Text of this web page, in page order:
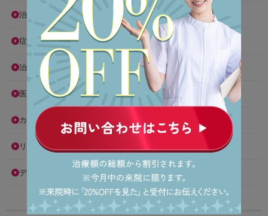
治療費
症例集
治療例
医院紹介
カウンセリングについて
リーズナブルな治療費用の理由
デンタルローン らくらく分割プラン